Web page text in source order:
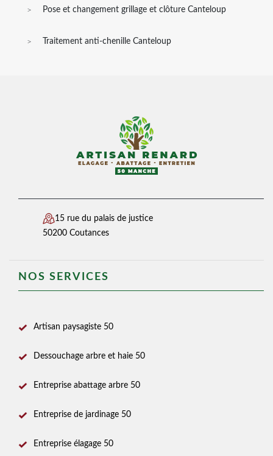
Pose et changement grillage et clôture Canteloup
Traitement anti-chenille Canteloup
15 rue du palais de justice
50200 Coutances
NOS SERVICES
Artisan paysagiste 50
Dessouchage arbre et haie 50
Entreprise abattage arbre 50
Entreprise de jardinage 50
Entreprise élagage 50